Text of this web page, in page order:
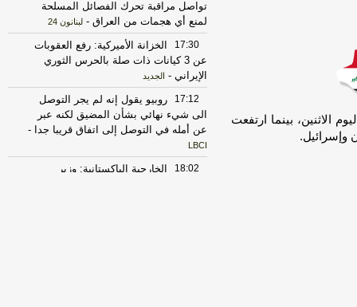
الاثنين، بينما ارتفعت
وإسرائيل.
تواصل مراقبة تحرك الفصائل المسلحة
لمنع أي هجمات من العراق - لبنانون 24
17:30
الخزانة الأميركية: رفع العقوبات
عن 3 كيانات ذات صلة بالحرس الثوري
الإيراني - الجديد
17:12
روبيو يقول إنه لم يجر التوصل
الى شيء نهائي بشأن المضيق لكنه عبر
عن أمله في التوصل إلى اتفاق قريبا جدا -
LBCI
18:02
الخارجية الباكستانية: وزير